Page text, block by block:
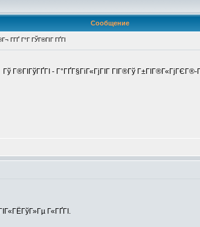
Сообщение
Г­ГҐ Г°Г ГЎГ®ГІГ ГҐГІ
Г®ГІГўГҐГІ - Г°ГҐГ§ГіГ«ГјГІГ ГІГ®Гў
Г«ГҐГІ.